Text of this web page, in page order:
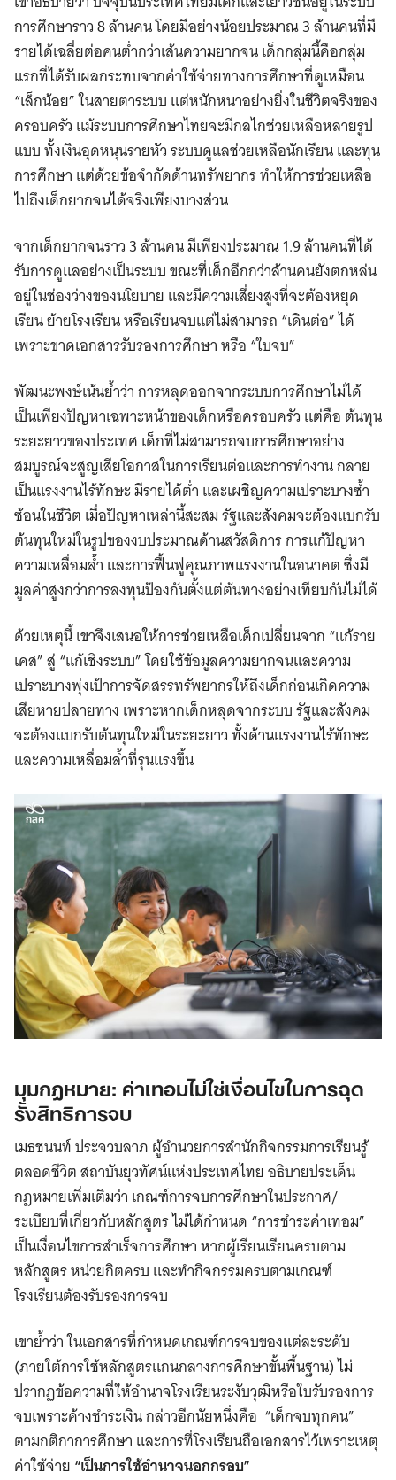
การศึกษาราว 8 ล้านคน โดยมีอย่างน้อยประมาณ 3 ล้านคนที่มี
รายได้เฉลี่ยต่อคนต่ำกว่าเส้นความยากจน เด็กกลุ่มนี้คือกลุ่ม
แรกที่ได้รับผลกระทบจากค่าใช้จ่ายทางการศึกษาที่ดูเหมือน
“เล็กน้อย” ในสายตาระบบ แต่หนักหนาอย่างยิ่งในชีวิตจริงของ
ครอบครัว แม้ระบบการศึกษาไทยจะมีกลไกช่วยเหลือหลายรูป
แบบ ทั้งเงินอุดหนุนรายหัว ระบบดูแลช่วยเหลือนักเรียน และทุน
การศึกษา แต่ด้วยข้อจำกัดด้านทรัพยากร ทำให้การช่วยเหลือ
ไปถึงเด็กยากจนได้จริงเพียงบางส่วน
จากเด็กยากจนราว 3 ล้านคน มีเพียงประมาณ 1.9 ล้านคนที่ได้
รับการดูแลอย่างเป็นระบบ ขณะที่เด็กอีกกว่าล้านคนยังตกหล่น
อยู่ในช่องว่างของนโยบาย และมีความเสี่ยงสูงที่จะต้องหยุด
เรียน ย้ายโรงเรียน หรือเรียนจบแต่ไม่สามารถ “เดินต่อ” ได้
เพราะขาดเอกสารรับรองการศึกษา หรือ “ใบจบ”
พัฒนะพงษ์เน้นย้ำว่า การหลุดออกจากระบบการศึกษาไม่ได้
เป็นเพียงปัญหาเฉพาะหน้าของเด็กหรือครอบครัว แต่คือ ต้นทุน
ระยะยาวของประเทศ เด็กที่ไม่สามารถจบการศึกษาอย่าง
สมบูรณ์จะสูญเสียโอกาสในการเรียนต่อและการทำงาน กลาย
เป็นแรงงานไร้ทักษะ มีรายได้ต่ำ และเผชิญความเปราะบางซ้ำ
ซ้อนในชีวิต เมื่อปัญหาเหล่านี้สะสม รัฐและสังคมจะต้องแบกรับ
ต้นทุนใหม่ในรูปของงบประมาณด้านสวัสดิการ การแก้ปัญหา
ความเหลื่อมล้ำ และการฟื้นฟูคุณภาพแรงงานในอนาคต ซึ่งมี
มูลค่าสูงกว่าการลงทุนป้องกันตั้งแต่ต้นทางอย่างเทียบกันไม่ได้
ด้วยเหตุนี้ เขาจึงเสนอให้การช่วยเหลือเด็กเปลี่ยนจาก “แก้ราย
เคส” สู่ “แก้เชิงระบบ” โดยใช้ข้อมูลความยากจนและความ
เปราะบางพุ่งเป้าการจัดสรรทรัพยากรให้ถึงเด็กก่อนเกิดความ
เสียหายปลายทาง เพราะหากเด็กหลุดจากระบบ รัฐและสังคม
จะต้องแบกรับต้นทุนใหม่ในระยะยาว ทั้งด้านแรงงานไร้ทักษะ
และความเหลื่อมล้ำที่รุนแรงขึ้น
มุมกฎหมาย: ค่าเทอมไม่ใช่เงื่อนไขในการฉุด
รั้งสิทธิการจบ
เมธชนนท์ ประจวบลาภ ผู้อำนวยการสำนักกิจกรรมการเรียนรู้
ตลอดชีวิต สถาบันยุวทัศน์แห่งประเทศไทย อธิบายประเด็น
กฎหมายเพิ่มเติมว่า เกณฑ์การจบการศึกษาในประกาศ/
ระเบียบที่เกี่ยวกับหลักสูตร ไม่ได้กำหนด “การชำระค่าเทอม”
เป็นเงื่อนไขการสำเร็จการศึกษา หากผู้เรียนเรียนครบตาม
หลักสูตร หน่วยกิตครบ และทำกิจกรรมครบตามเกณฑ์
โรงเรียนต้องรับรองการจบ
เขาย้ำว่า ในเอกสารที่กำหนดเกณฑ์การจบของแต่ละระดับ
(ภายใต้การใช้หลักสูตรแกนกลางการศึกษาขั้นพื้นฐาน) ไม่
ปรากฏข้อความที่ให้อำนาจโรงเรียนระงับวุฒิหรือใบรับรองการ
จบเพราะค้างชำระเงิน กล่าวอีกนัยหนึ่งคือ “เด็กจบทุกคน”
ตามกติกาการศึกษา และการที่โรงเรียนถือเอกสารไว้เพราะเหตุ
ค่าใช้จ่าย “เป็นการใช้อำนาจนอกกรอบ”